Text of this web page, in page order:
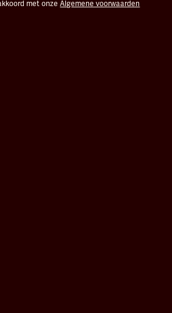
met onzeAlgemene voorwaarden